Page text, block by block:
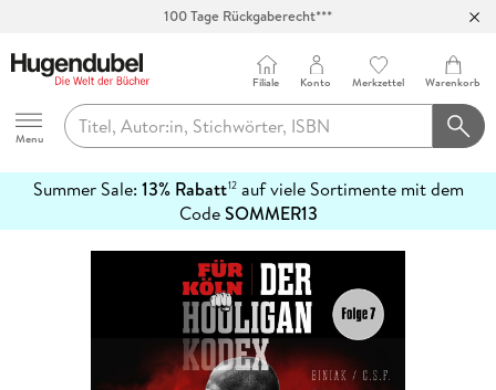
100 Tage Rückgaberecht***
Hugendubel
Menu
Filiale Konto Merkzettel Warenkorb
Summer Sale: 13% Rabatt12auf viele Sortimente mit dem
CodeSOMMER13
erfahren